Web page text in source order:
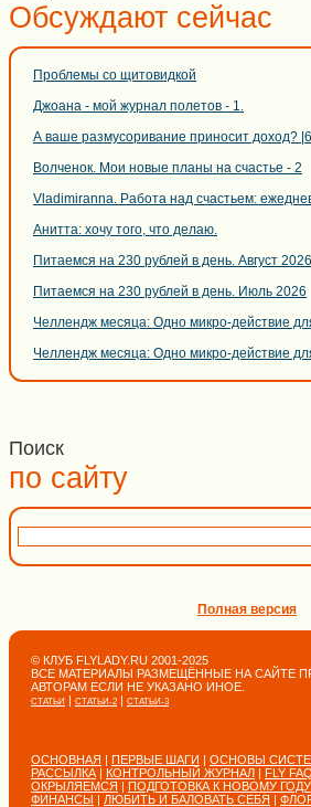
Обсуждают сейчас
Проблемы со щитовидкой
Джоана - мой журнал полетов - 1.
А ваше размусоривание приносит доход? |6
Волченок. Мои новые планы на счастье - 2
Vladimiranna. Работа над счастьем:
Анитта: хочу того, что делаю.
Питаемся на 230 рублей в день. Август 2026
Питаемся на 230 рублей в день. Июль 2026
Челлендж месяца: Одно микро-действие
Челлендж месяца: Одно микро-действие
Поиск
по сайту
Полная версия
© КЛУБ FLYLADY.RU 2001-2025
ВСЕ МАТЕРИАЛЫ РАЗМЕЩЁННЫЕ НА САЙТЕ
АВТОРАМ ЕСЛИ НЕ УКАЗАНО ИНОЕ.
СТАТЬИ | СТАТЬИ-2 | СТАТЬИ-3
ОСНОВНАЯ | ПЕРВЫЕ ШАГИ | ОСНОВЫ
РАССЫЛКА | КОНТРОЛЬНЫЙ ЖУРНАЛ | FLY FAQ
ОКРЫЛЯЕМСЯ | ПОДГОТОВКА К НОВОМУ ГОДУ
ФИНАНСЫ | ЛЮБИТЬ И БАЛОВАТЬ СЕБЯ |